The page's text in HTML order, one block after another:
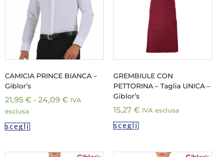
CAMICIA PRINCE BIANCA –
Giblor’s
21,95 € - 24,09 € IVA
esclusa
scegli
GREMBIULE CON
PETTORINA – Taglia UNICA –
Giblor’s
15,27 € IVA esclusa
scegli